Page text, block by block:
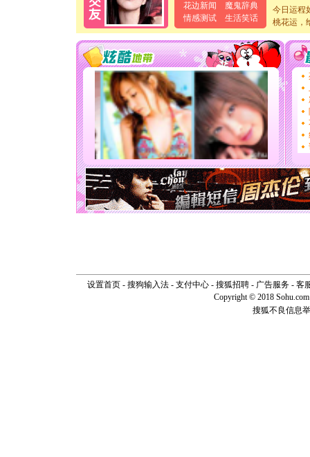
花边新闻
魔鬼辞典
情感测试
生活笑话
[元旦]当
泣，这痛
[春节]风
颜！冬
道一声平
[春节]
传
片叶子
送你一
[圣诞节]
你太多
要平安
[圣诞节]
能正大
天都要快
[圣诞节]
如意,快
[元旦]看
[元旦]当
泣，这痛
卖了。水
[春节]风
今日运程
桃花运，
设置首页- 搜狗输入法- 支付中心- 搜狐招聘- 广告服务- 客
Copyright © 2018
搜狐不良信息